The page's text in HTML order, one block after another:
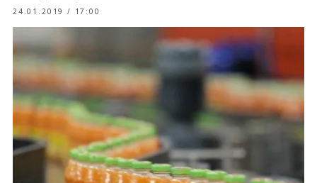
24.01.2019 / 17:00